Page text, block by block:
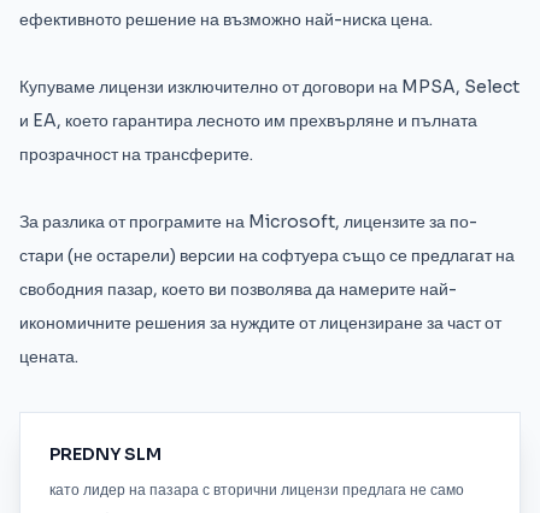
ефективното решение на възможно най-ниска цена.
Купуваме лицензи изключително от договори на MPSA, Select
и EA, което гарантира лесното им прехвърляне и пълната
прозрачност на трансферите.
За разлика от програмите на Microsoft, лицензите за по-
стари (не остарели) версии на софтуера също се предлагат на
свободния пазар, което ви позволява да намерите най-
икономичните решения за нуждите от лицензиране за част от
цената.
PREDNY SLM
като лидер на пазара с вторични лицензи предлага не само